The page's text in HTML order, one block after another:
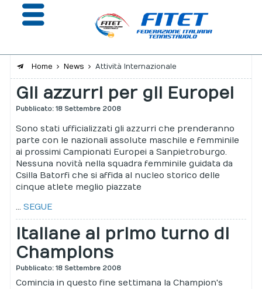
La Federazione
Affiliazione e Tesseramento
Giustizia
Safeguarding
Extranet
Portale risultati
Home News Attività Internazionale
Gli azzurri per gli Europei
Pubblicato: 18 Settembre 2008
Sono stati ufficializzati gli azzurri che prenderanno
parte con le nazionali assolute maschile e femminile
ai prossimi Campionati Europei a Sanpietroburgo.
Nessuna novità nella squadra femminile guidata da
Csilla Batorfi che si affida al nucleo storico delle
cinque atlete meglio piazzate
...SEGUE
Italiane al primo turno di
Champions
Pubblicato: 18 Settembre 2008
Comincia in questo fine settimana la Champion's